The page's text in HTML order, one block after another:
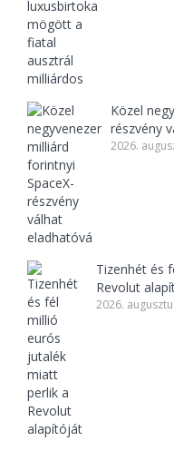
Közel
részvény
2026.
Tizenhét és
Revolut
2026.